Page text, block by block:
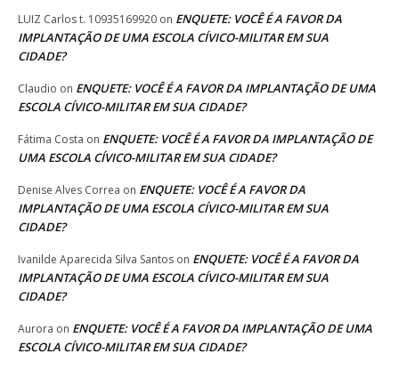
LUIZ Carlos t. 10935169920 on ENQUETE: VOCÊ É A FAVOR DA
IMPLANTAÇÃO DE UMA ESCOLA CÍVICO-MILITAR EM SUA
CIDADE?
Claudio on ENQUETE: VOCÊ É A FAVOR DA IMPLANTAÇÃO DE UMA
ESCOLA CÍVICO-MILITAR EM SUA CIDADE?
Fátima Costa on ENQUETE: VOCÊ É A FAVOR DA IMPLANTAÇÃO DE
UMA ESCOLA CÍVICO-MILITAR EM SUA CIDADE?
Denise Alves Correa on ENQUETE: VOCÊ É A FAVOR DA
IMPLANTAÇÃO DE UMA ESCOLA CÍVICO-MILITAR EM SUA
CIDADE?
Ivanilde Aparecida Silva Santos on ENQUETE: VOCÊ É A FAVOR DA
IMPLANTAÇÃO DE UMA ESCOLA CÍVICO-MILITAR EM SUA
CIDADE?
Aurora on ENQUETE: VOCÊ É A FAVOR DA IMPLANTAÇÃO DE UMA
ESCOLA CÍVICO-MILITAR EM SUA CIDADE?